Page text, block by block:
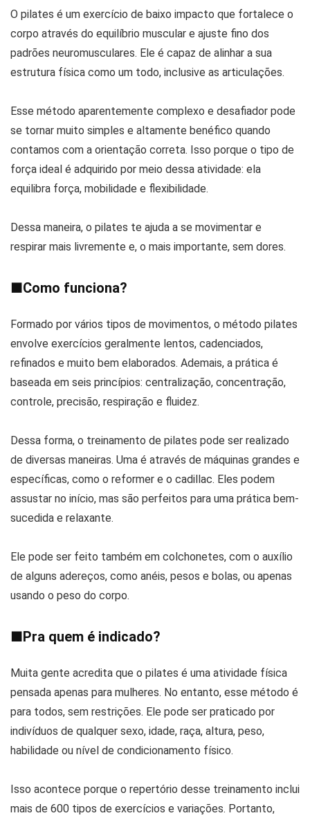
O pilates é um exercício de baixo impacto que fortalece o
corpo através do equilíbrio muscular e ajuste fino dos
padrões neuromusculares. Ele é capaz de alinhar a sua
estrutura física como um todo, inclusive as articulações.
Esse método aparentemente complexo e desafiador pode
se tornar muito simples e altamente benéfico quando
contamos com a orientação correta. Isso porque o tipo de
força ideal é adquirido por meio dessa atividade: ela
equilibra força, mobilidade e flexibilidade.
Dessa maneira, o pilates te ajuda a se movimentar e
respirar mais livremente e, o mais importante, sem dores.
■Como funciona?
Formado por vários tipos de movimentos, o método pilates
envolve exercícios geralmente lentos, cadenciados,
refinados e muito bem elaborados. Ademais, a prática é
baseada em seis princípios: centralização, concentração,
controle, precisão, respiração e fluidez.
Dessa forma, o treinamento de pilates pode ser realizado
de diversas maneiras. Uma é através de máquinas grandes e
específicas, como o reformer e o cadillac. Eles podem
assustar no início, mas são perfeitos para uma prática bem-
sucedida e relaxante.
Ele pode ser feito também em colchonetes, com o auxílio
de alguns adereços, como anéis, pesos e bolas, ou apenas
usando o peso do corpo.
■Pra quem é indicado?
Muita gente acredita que o pilates é uma atividade física
pensada apenas para mulheres. No entanto, esse método é
para todos, sem restrições. Ele pode ser praticado por
indivíduos de qualquer sexo, idade, raça, altura, peso,
habilidade ou nível de condicionamento físico.
Isso acontece porque o repertório desse treinamento inclui
mais de 600 tipos de exercícios e variações. Portanto,